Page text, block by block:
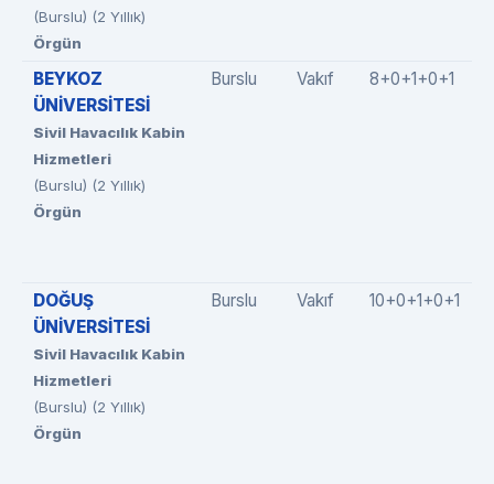
(Burslu) (2 Yıllık)
Örgün
BEYKOZ
ÜNİVERSİTESİ
Sivil Havacılık Kabin
Hizmetleri
(Burslu) (2 Yıllık)
Örgün
Burslu Vakıf 8+0+1+0+1
DOĞUŞ
ÜNİVERSİTESİ
Sivil Havacılık Kabin
Hizmetleri
(Burslu) (2 Yıllık)
Örgün
Burslu Vakıf 10+0+1+0+1